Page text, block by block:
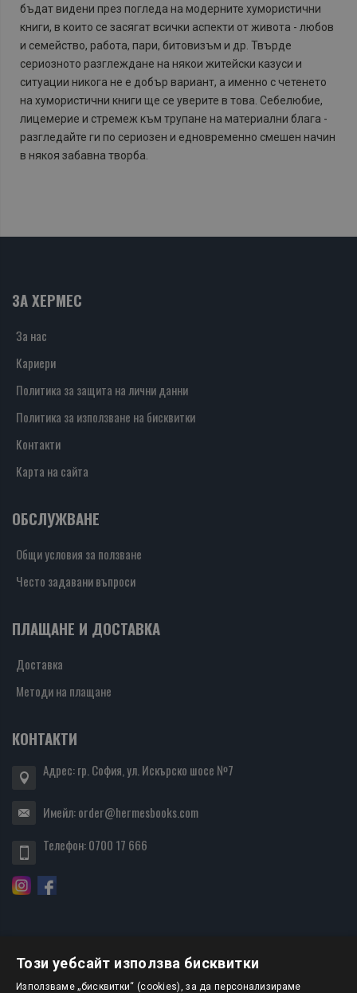
бъдат видени през погледа на модерните хумористични
книги, в които се засягат всички аспекти от живота - любов
и семейство, работа, пари, битовизъм и др. Твърде
сериозното разглеждане на някои житейски казуси и
ситуации никога не е добър вариант, а именно с четенето
на хумористични книги ще се уверите в това. Себелюбие,
лицемерие и стремеж към трупане на материални блага -
разгледайте ги по сериозен и едновременно смешен начин
в някоя забавна творба.
ЗА ХЕРМЕС
За нас
Кариери
Политика за защита на лични данни
Политика за използване на бисквитки
Контакти
Карта на сайта
ОБСЛУЖВАНЕ
Общи условия за ползване
Често задавани въпроси
ПЛАЩАНЕ И ДОСТАВКА
Доставка
Методи на плащане
КОНТАКТИ
Адрес: гр. София, ул. Искърско шосе №7
Имейл:order@hermesbooks.com
Телефон:0700 17 666
Този уебсайт използва бисквитки
Използваме „бисквитки“ (cookies), за да персонализираме